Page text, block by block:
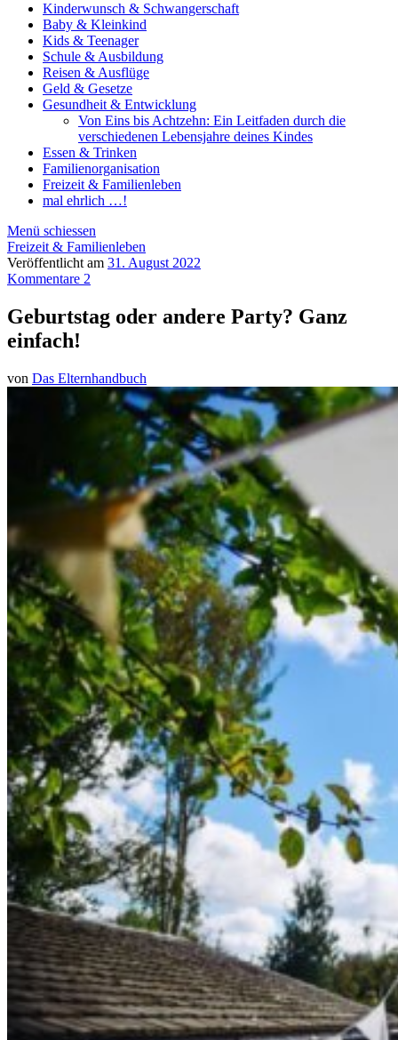
Kinderwunsch & Schwangerschaft
Baby & Kleinkind
Kids & Teenager
Schule & Ausbildung
Reisen & Ausflüge
Geld & Gesetze
Gesundheit & Entwicklung
Von Eins bis Achtzehn: Ein Leitfaden durch die
verschiedenen Lebensjahre deines Kindes
Essen & Trinken
Familienorganisation
Freizeit & Familienleben
mal ehrlich …!
Menü schiessen
Freizeit & Familienleben
Veröffentlicht am 31. August 2022
Kommentare 2
Geburtstag oder andere Party? Ganz
einfach!
von Das Elternhandbuch